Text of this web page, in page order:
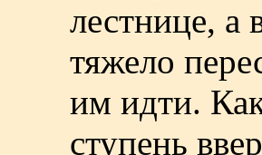
лестнице, а
тяжело
им идти.
ступень